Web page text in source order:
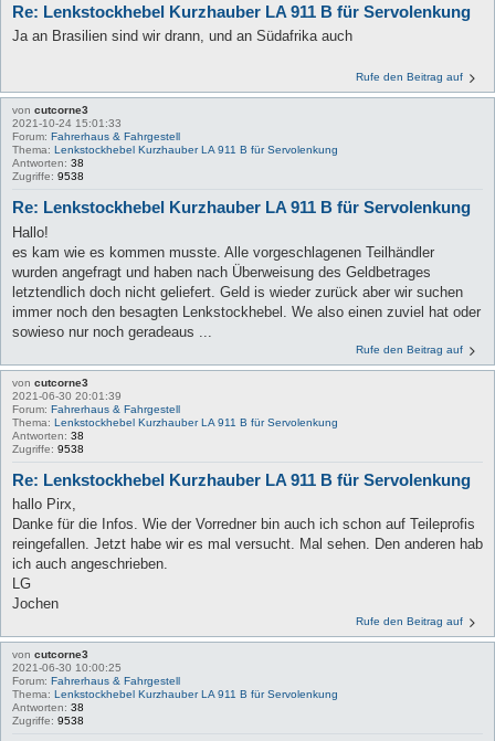
Re: Lenkstockhebel Kurzhauber LA 911 B für Servolenkung
Ja an Brasilien sind wir drann, und an Südafrika auch
Rufe den Beitrag auf
von cutcorne3
2021-10-24 15:01:33
Forum: Fahrerhaus & Fahrgestell
Thema: Lenkstockhebel Kurzhauber LA 911 B für Servolenkung
Antworten: 38
Zugriffe: 9538
Re: Lenkstockhebel Kurzhauber LA 911 B für Servolenkung
Hallo!
es kam wie es kommen musste. Alle vorgeschlagenen Teilhändler
wurden angefragt und haben nach Überweisung des Geldbetrages
letztendlich doch nicht geliefert. Geld is wieder zurück aber wir suchen
immer noch den besagten Lenkstockhebel. We also einen zuviel hat oder
sowieso nur noch geradeaus ...
Rufe den Beitrag auf
von cutcorne3
2021-06-30 20:01:39
Forum: Fahrerhaus & Fahrgestell
Thema: Lenkstockhebel Kurzhauber LA 911 B für Servolenkung
Antworten: 38
Zugriffe: 9538
Re: Lenkstockhebel Kurzhauber LA 911 B für Servolenkung
hallo Pirx,
Danke für die Infos. Wie der Vorredner bin auch ich schon auf Teileprofis
reingefallen. Jetzt habe wir es mal versucht. Mal sehen. Den anderen hab
ich auch angeschrieben.
LG
Jochen
Rufe den Beitrag auf
von cutcorne3
2021-06-30 10:00:25
Forum: Fahrerhaus & Fahrgestell
Thema: Lenkstockhebel Kurzhauber LA 911 B für Servolenkung
Antworten: 38
Zugriffe: 9538